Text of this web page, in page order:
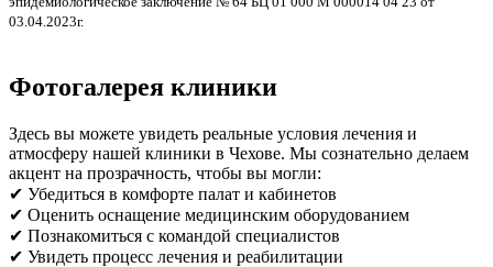
03.04.2023г.
Фотогалерея клиники
Здесь вы можете увидеть реальные условия лечения и
атмосферу нашей клиники в Чехове. Мы сознательно делаем
акцент на прозрачность, чтобы вы могли:
✔ Убедиться в комфорте палат и кабинетов
✔ Оценить оснащение медицинским оборудованием
✔ Познакомиться с командой специалистов
✔ Увидеть процесс лечения и реабилитации